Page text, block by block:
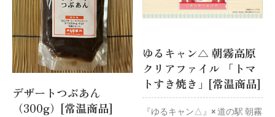
デザートつぶあん
（300g）[常温商品]
ゆるキャン△ 朝霧高原
クリアファイル 「トマ
トすき焼き」[常温商品]
『ゆるキャン△』× 道の駅 朝霧